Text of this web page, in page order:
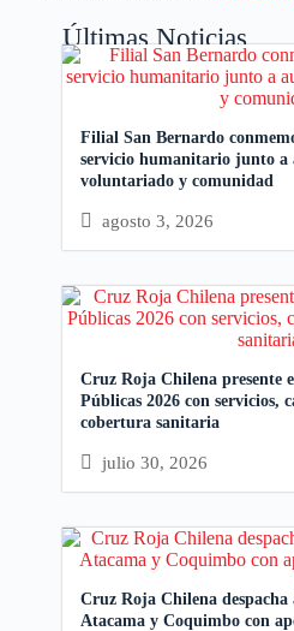
Últimas Noticias
Filial San Bernardo
servicio humanitario junto a
voluntariado y comunidad
agosto 3, 2026
Cruz Roja Chilena presente
Públicas 2026 con servicios,
cobertura sanitaria
julio 30, 2026
Cruz Roja Chilena
Atacama y Coquimbo con